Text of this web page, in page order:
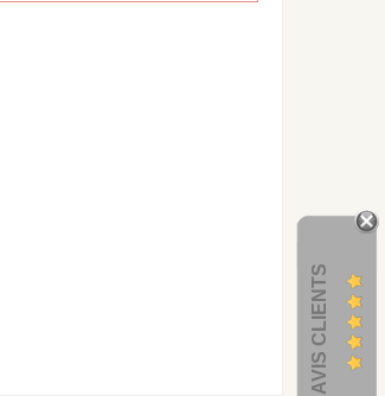
AVIS CLIENTS